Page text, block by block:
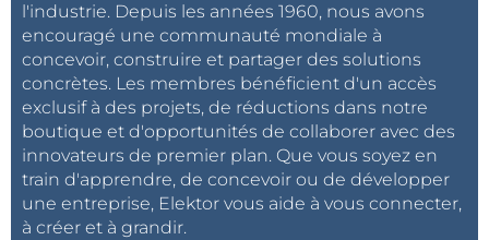
l'industrie. Depuis les années 1960, nous avons
encouragé une communauté mondiale à
concevoir, construire et partager des solutions
concrètes. Les membres bénéficient d'un accès
exclusif à des projets, de réductions dans notre
boutique et d'opportunités de collaborer avec des
innovateurs de premier plan. Que vous soyez en
train d'apprendre, de concevoir ou de développer
une entreprise, Elektor vous aide à vous connecter,
à créer et à grandir.